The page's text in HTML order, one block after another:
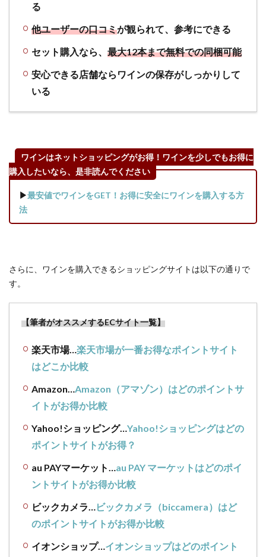
る
他ユーザーの口コミが観られて、参考にできる
セット購入なら、 最大12本まで無料での同梱可能
安心できる店舗ならワインの保存がしっかりして
いる
ワインはネットショッピングがお得！ワインを少しでもお得に
購入したいなら、是非読んでください
▶最安値でワインをGET！お得に安全にワインを購入する方
法
さらに、ワインを購入できるショッピングサイトは以下の通りで
す。
【筆者がオススメするECサイト一覧】
楽天市場…楽天市場が一番お得なポイントサイト
はどこか比較
Amazon…Amazon（アマゾン）はどのポイントサ
イトがお得か比較
Yahoo!ショッピング…Yahoo!ショッピングはどの
ポイントサイトがお得？
au PAYマーケット…au PAY マーケットはどのポイ
ントサイトがお得か比較
ビックカメラ…ビックカメラ（biccamera）はど
のポイントサイトがお得か比較
イオンショップ…イオンショップはどのポイント